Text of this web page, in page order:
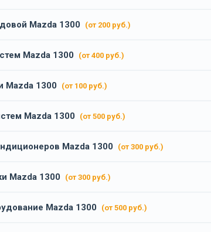
Mazda 1300 (от 200 руб.)
Mazda 1300 (от 400 руб.)
Mazda 1300 (от 100 руб.)
Mazda 1300 (от 500 руб.)
Mazda 1300 (от 300 руб.)
Mazda 1300 (от 300 руб.)
Mazda 1300 (от 500 руб.)